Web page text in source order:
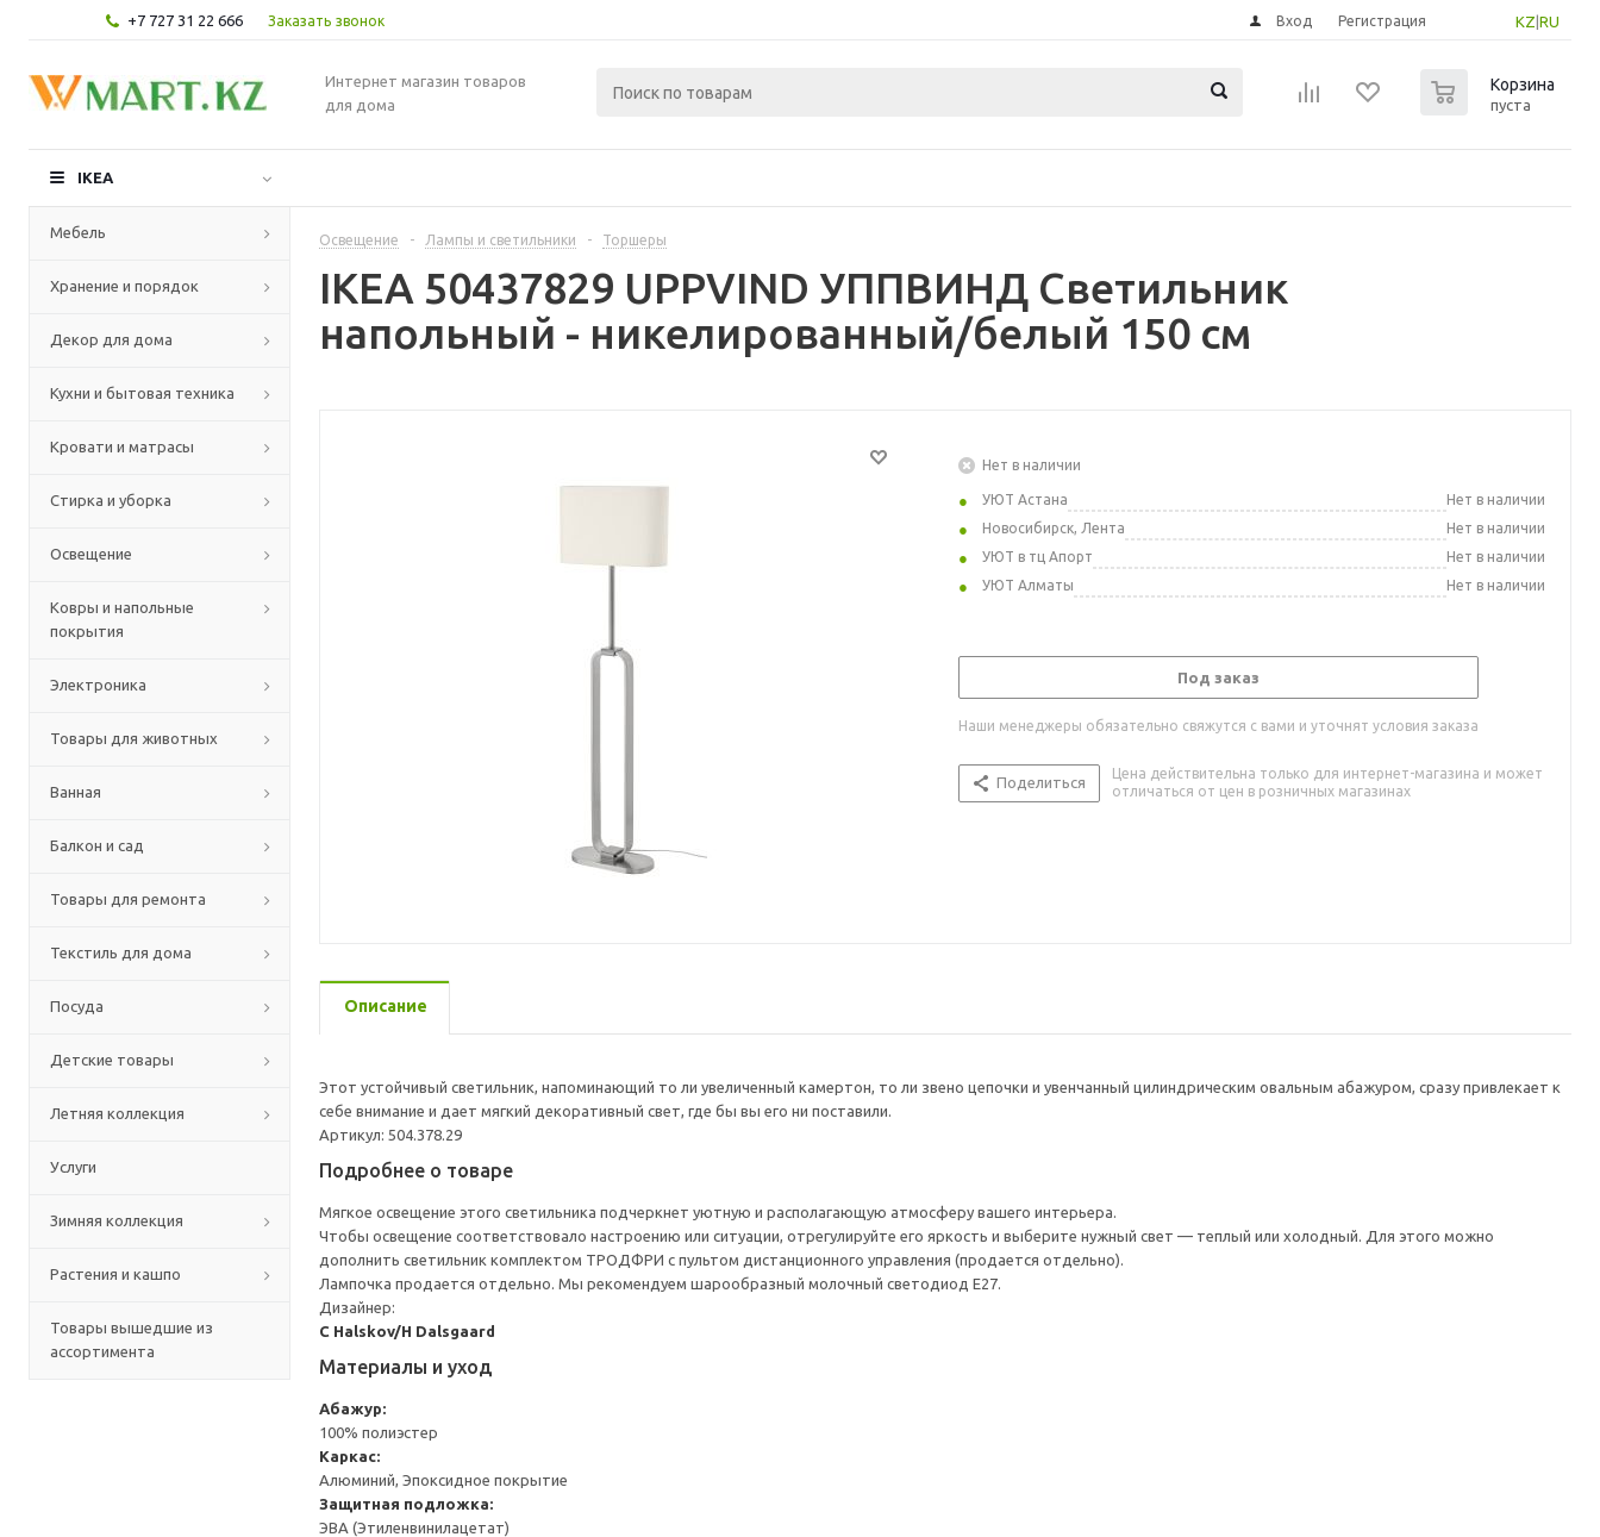
+7 727 31 22 666 Заказать звонок KZ RU
Вход Регистрация
Интернет магазин товаров
для дома
Корзина
пуста
IKEA
Мебель
Хранение и порядок
Декор для дома
Кухни и бытовая техника
Кровати и матрасы
Стирка и уборка
Освещение
Ковры и напольные
покрытия
Электроника
Товары для животных
Ванная
Балкон и сад
Товары для ремонта
Текстиль для дома
Посуда
Детские товары
Летняя коллекция
Услуги
Зимняя коллекция
Растения и кашпо
Товары вышедшие из
ассортимента
Освещение - Лампы и светильники - Торшеры
IKEA 50437829 UPPVIND УППВИНД Светильник
напольный - никелированный/белый 150 см
Нет в наличии
УЮТ Астана
Нет в наличии
Новосибирск, Лента
Нет в наличии
УЮТ в тц Апорт
Нет в наличии
УЮТ Алматы
Нет в наличии
Под заказ
Наши менеджеры обязательно свяжутся с вами и уточнят условия заказа
Поделиться
Цена действительна только для интернет-магазина и может
отличаться от цен в розничных магазинах
Описание
Этот устойчивый светильник, напоминающий то ли увеличенный камертон, то ли звено цепочки и увенчанный цилиндрическим овальным абажуром, сразу привлекает к
себе внимание и дает мягкий декоративный свет, где бы вы его ни поставили.
Артикул: 504.378.29
Подробнее о товаре
Мягкое освещение этого светильника подчеркнет уютную и располагающую атмосферу вашего интерьера.
Чтобы освещение соответствовало настроению или ситуации, отрегулируйте его яркость и выберите нужный свет — теплый или холодный. Для этого можно
дополнить светильник комплектом ТРОДФРИ с пультом дистанционного управления (продается отдельно).
Лампочка продается отдельно. Мы рекомендуем шарообразный молочный светодиод E27.
Дизайнер:
C Halskov/H Dalsgaard
Материалы и уход
Абажур:
100% полиэстер
Каркас:
Алюминий, Эпоксидное покрытие
Защитная подложка:
ЭВА (Этиленвинилацетат)